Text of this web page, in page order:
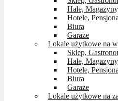
Hale,
Hotele,
Biura
Garaże
Lokale użytkowe na
Sklep,
Hale,
Hotele,
Biura
Garaże
Lokale użytkowe na